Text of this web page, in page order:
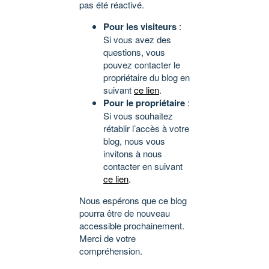
pas été réactivé.
Pour les visiteurs :
Si vous avez des
questions, vous
pouvez contacter le
propriétaire du blog en
suivantce lien.
Pour le propriétaire :
Si vous souhaitez
rétablir l’accès à votre
blog, nous vous
invitons à nous
contacter en suivant
ce lien.
Nous espérons que ce blog
pourra être de nouveau
accessible prochainement.
Merci de votre
compréhension.